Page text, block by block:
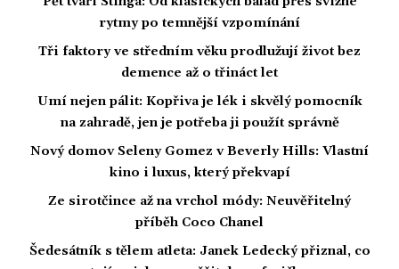
rytmy po temnější vzpomínání
Tři faktory ve středním věku prodlužují život bez
demence až o třináct let
Umí nejen pálit: Kopřiva je lék i skvělý pomocník
na zahradě, jen je potřeba ji použít správně
Nový domov Seleny Gomez v Beverly Hills: Vlastní
kino i luxus, který překvapí
Ze sirotčince až na vrchol módy: Neuvěřitelný
příběh Coco Chanel
Šedesátník s tělem atleta: Janek Ledecký přiznal, co